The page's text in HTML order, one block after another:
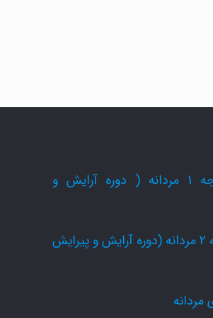
آموزش آرایشگری درجه 1 مردانه ( دوره آرایش و
آموزش آرایشگری درجه 2 مردانه (دوره آرایش و پیرایش